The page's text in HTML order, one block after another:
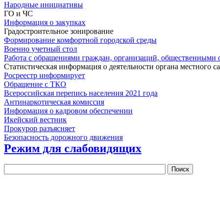
Народные инициативы
ГО и ЧС
Информация о закупках
Градостроительное зонирование
Формирование комфортной городской среды
Военно учетный стол
Работа с обращениями граждан, организаций, общественными
Статистическая информация о деятельности органа местного
Росреестр информирует
Обращение с ТКО
Всероссийская перепись населения 2021 года
Антинаркотическая комиссия
Информация о кадровом обеспечении
Икейский вестник
Прокурор разъясняет
Безопасность дорожного движения
Режим для слабовидящих